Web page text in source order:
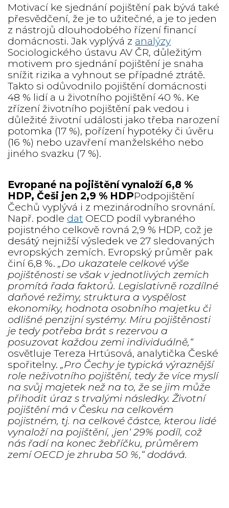
Motivací ke sjednání pojištění pak bývá také
přesvědčení, že je to užitečné, a je to jeden
z nástrojů dlouhodobého řízení financí
domácnosti. Jak vyplývá z analýzy
Sociologického ústavu AV ČR, důležitým
motivem pro sjednání pojištění je snaha
snížit rizika a vyhnout se případné ztrátě.
Takto si odůvodnilo pojištění domácnosti
48 % lidí a u životního pojištění 40 %. Ke
zřízení životního pojištění pak vedou i
důležité životní události jako třeba narození
potomka (17 %), pořízení hypotéky či úvěru
(16 %) nebo uzavření manželského nebo
jiného svazku (7 %).
Evropané na pojištění vynaloží 6,8 %
HDP, Češi jen 2,9 % HDPPodpojištění
Čechů vyplývá i z mezinárodního srovnání.
Např. podle dat OECD podíl vybraného
pojistného celkově rovná 2,9 % HDP, což je
desátý nejnižší výsledek ve 27 sledovaných
evropských zemích. Evropský průměr pak
činí 6,8 %.„Do ukazatele celkové výše
pojištěnosti se však v jednotlivých zemích
promítá řada faktorů. Legislativně rozdílné
daňové režimy, struktura a vyspělost
ekonomiky, hodnota osobního majetku či
odlišné penzijní systémy. Míru pojištěnosti
je tedy potřeba brát s rezervou a
posuzovat každou zemi individuálně,“
osvětluje Tereza Hrtúsová, analytička České
spořitelny. „Pro Čechy je typická výraznější
role neživotního pojištění, tedy že více myslí
na svůj majetek než na to, že se jim může
přihodit úraz s trvalými následky. Životní
pojištění má v Česku na celkovém
pojistném, tj. na celkové částce, kterou lidé
vynaloží na pojištění, ‚jen‘ 29% podíl, což
nás řadí na konec žebříčku, průměrem
zemí OECD je zhruba 50 %,“ dodává.